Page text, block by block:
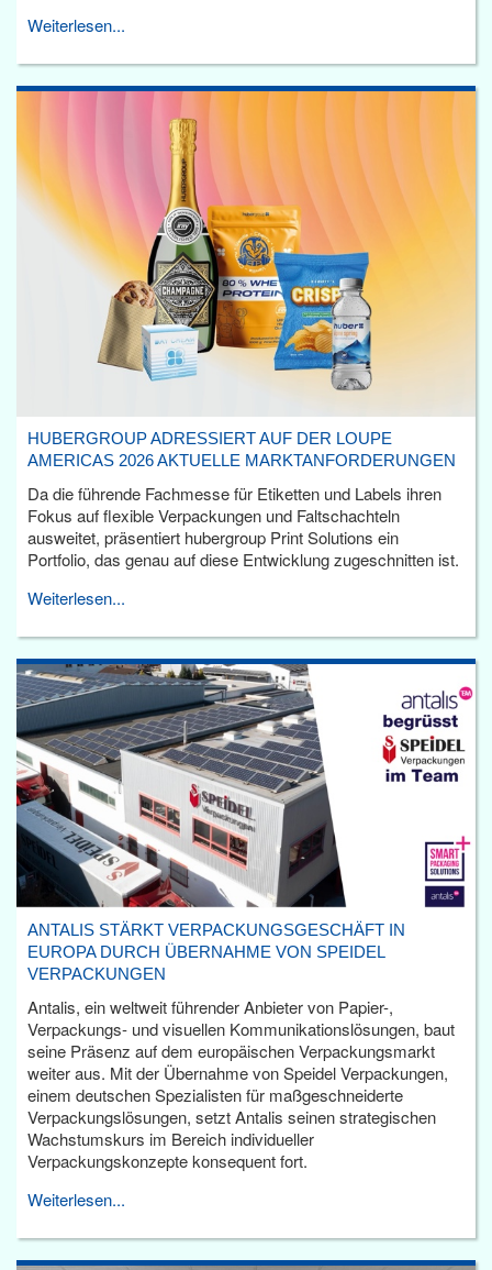
Weiterlesen...
HUBERGROUP ADRESSIERT AUF DER LOUPE
AMERICAS 2026 AKTUELLE MARKTANFORDERUNGEN
Da die führende Fachmesse für Etiketten und Labels ihren
Fokus auf flexible Verpackungen und Faltschachteln
ausweitet, präsentiert hubergroup Print Solutions ein
Portfolio, das genau auf diese Entwicklung zugeschnitten ist.
Weiterlesen...
ANTALIS STÄRKT VERPACKUNGSGESCHÄFT IN
EUROPA DURCH ÜBERNAHME VON SPEIDEL
VERPACKUNGEN
Antalis, ein weltweit führender Anbieter von Papier-,
Verpackungs- und visuellen Kommunikationslösungen, baut
seine Präsenz auf dem europäischen Verpackungsmarkt
weiter aus. Mit der Übernahme von Speidel Verpackungen,
einem deutschen Spezialisten für maßgeschneiderte
Verpackungslösungen, setzt Antalis seinen strategischen
Wachstumskurs im Bereich individueller
Verpackungskonzepte konsequent fort.
Weiterlesen...